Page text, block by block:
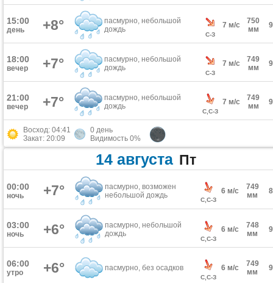
15:00
день +8°
пасмурно, небольшой
дождь
С-З
7 м/с
750
мм
18:00
вечер +7°
пасмурно, небольшой
дождь
С-З
7 м/с
749
мм
21:00
вечер +7°
пасмурно, небольшой
дождь
С,С-З
7 м/с
749
мм
Восход: 04:41
Закат: 20:09
0 день
Видимость 0%
14 августа Пт
00:00
ночь +7°
пасмурно, возможен
небольшой дождь
С,С-З
6 м/с
749
мм
03:00
ночь +6°
пасмурно, небольшой
дождь
С,С-З
6 м/с
748
мм
06:00
утро +6° пасмурно, без осадков
С,С-З
6 м/с
749
мм